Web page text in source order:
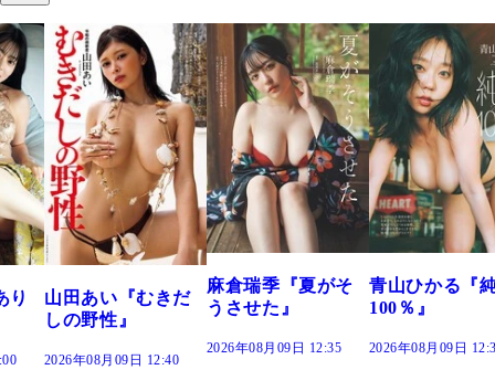
だ
麻倉瑞季『夏がそ
うさせた』
青山ひかる『純度
100％』
2026年08月09日 12:30
溝端 葵『もう
つの、あおい
で。』
2026年08月09日